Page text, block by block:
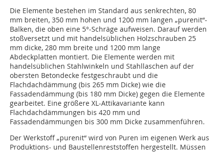
Die Elemente bestehen im Standard aus senkrechten, 80
mm breiten, 350 mm hohen und 1200 mm langen „purenit“-
Balken, die oben eine 5°-Schräge aufweisen. Darauf werden
stoßversetzt und mit handelsüblichen Holzschrauben 25
mm dicke, 280 mm breite und 1200 mm lange
Abdeckplatten montiert. Die Elemente werden mit
handelsüblichen Stahlwinkeln und Stahllaschen auf der
obersten Betondecke festgeschraubt und die
Flachdachdämmung (bis 265 mm Dicke) wie die
Fassadendämmung (bis 180 mm Dicke) gegen die Elemente
gearbeitet. Eine größere XL-Attikavariante kann
Flachdachdämmungen bis 420 mm und
Fassadendämmungen bis 300 mm Dicke zusammenführen.
Der Werkstoff „purenit“ wird von Puren im eigenen Werk aus
Produktions- und Baustellenreststoffen hergestellt. Müssen